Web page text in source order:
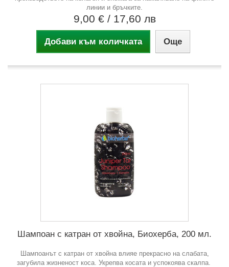
линии и бръчките.
9,00 € / 17,60 лв
Добави към количката Още
Шампоан с катран от хвойна, Биохерба, 200 мл.
Шампоанът с катран от хвойна влияе прекрасно на слабата,
загубила жизненост коса. Укрепва косата и успокоява скалпа.